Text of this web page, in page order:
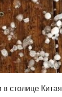
столице Китая